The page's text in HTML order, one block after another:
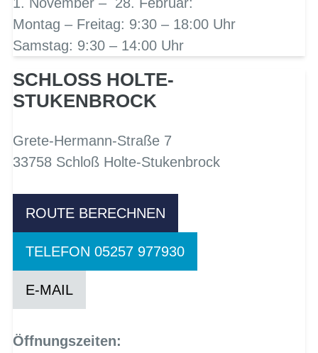
Montag – Freitag: 9:30 – 18:00 Uhr
Samstag: 9:30 – 14:00 Uhr
SCHLOSS HOLTE-S
TUKENBROCK
Grete-Hermann-Straße 7
33758 Schloß Holte-Stukenbrock
ROUTE BERECHNEN
TELEFON 05257 977930
E-MAIL
Öffnungszeiten: